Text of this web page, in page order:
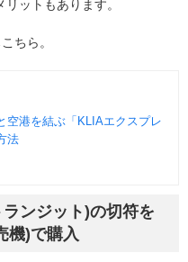
ットもあります。
ちら。
空港を結ぶ「KLIAエクスプレ
法
ンジット)の切符を
機)で購入